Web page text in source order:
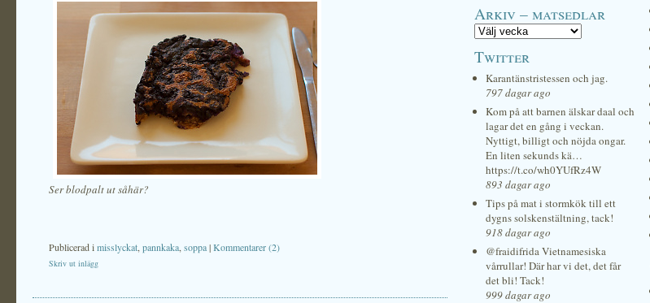
Ser blodpalt ut såhär?
Publicerad imisslyckat pannkaka soppa|Kommentarer (2)
Skriv ut inlägg
Arkiv – matsedlar
Twitter
Karantänstristessen och jag.
797 dagar ago
Kom på att barnen älskar daal och
lagar det en gång i veckan.
Nyttigt, billigt och nöjda ongar.
En liten sekunds kä…
https://t.co/wh0YUfRz4W
893 dagar ago
Tips på mat i stormkök till ett
dygns solskenstältning, tack!
918 dagar ago
@fraidifrida Vietnamesiska
vårrullar! Där har vi det, det får
det bli! Tack!
999 dagar ago